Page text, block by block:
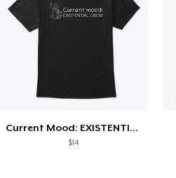
Current Mood: EXISTENTIAL CRISIS
$14